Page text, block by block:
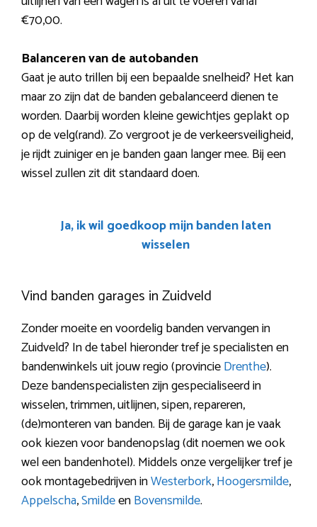
€70,00.
Balanceren van de autobanden
Gaat je auto trillen bij een bepaalde snelheid? Het kan
maar zo zijn dat de banden gebalanceerd dienen te
worden. Daarbij worden kleine gewichtjes geplakt op
op de velg(rand). Zo vergroot je de verkeersveiligheid,
je rijdt zuiniger en je banden gaan langer mee. Bij een
wissel zullen zit dit standaard doen.
Ja, ik wil goedkoop mijn banden laten
wisselen
Vind banden garages in Zuidveld
Zonder moeite en voordelig banden vervangen in
Zuidveld? In de tabel hieronder tref je specialisten en
bandenwinkels uit jouw regio (provincieDrenthe).
Deze bandenspecialisten zijn gespecialiseerd in
wisselen, trimmen, uitlijnen, sipen, repareren,
(de)monteren van banden. Bij de garage kan je vaak
ook kiezen voor bandenopslag (dit noemen we ook
wel een bandenhotel). Middels onze vergelijker tref je
ook montagebedrijven inWesterbork,Hoogersmilde,
Appelscha,SmildeenBovensmilde.